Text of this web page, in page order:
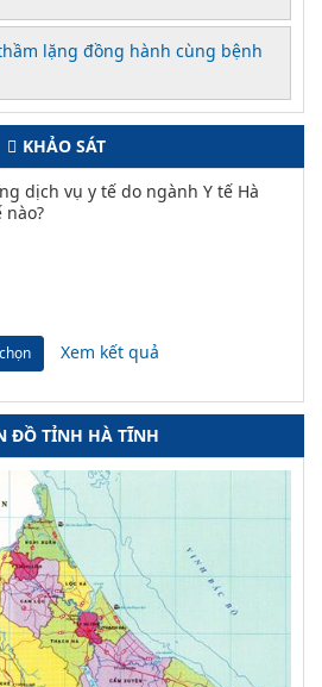
lặng đồng hành cùng bệnh
KHẢO SÁT
dịch vụ y tế do ngành Y tế Hà
Xem kết quả
ĐỒ TỈNH HÀ TĨNH